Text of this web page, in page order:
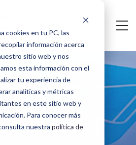
cookies en tu PC, las
información acerca
sitio web y nos
esta información con el
tu experiencia de
analíticas y métricas
en este sitio web y
Para conocer más
nuestra política de
de
Móvil